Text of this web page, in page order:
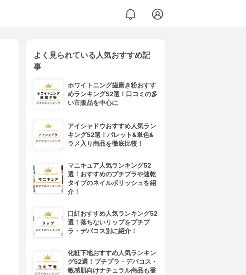
よく見られている人気おすすめ記
事
ホワイトニング歯磨き粉おすす
めランキング52選！口コミの多
い市販品を中心に
アイシャドウおすすめ人気ラン
キング52選！パレット&単色&
ラメ入り商品を徹底比較！
マニキュア人気ランキング52
選！おすすめのプチプラや速乾
タイプのネイルポリッシュを紹
介！
口紅おすすめ人気ランキング52
選！落ちないリップをプチプ
ラ・デパコス別に紹介！
化粧下地おすすめ人気ランキン
グ52選！プチプラ・デパコス・
敏感肌向けナチュラル商品も登